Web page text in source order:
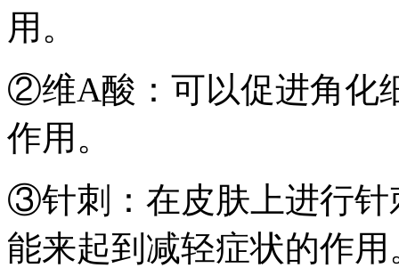
用。
②维A酸：可以促进角化
作用。
③针刺：在皮肤上进行针
能来起到减轻症状的作用